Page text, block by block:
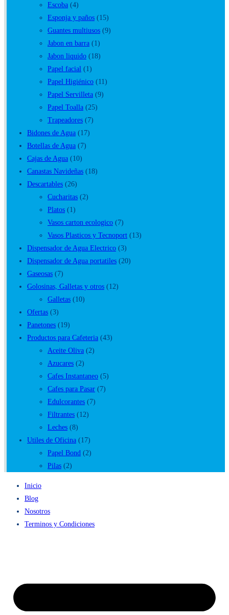
Escoba (4)
Esponja y paños (15)
Guantes multiusos (9)
Jabon en barra (1)
Jabon liquido (18)
Papel facial (1)
Papel Higiénico (11)
Papel Servilleta (9)
Papel Toalla (25)
Trapeadores (7)
Bidones de Agua (17)
Botellas de Agua (7)
Cajas de Agua (10)
Canastas Navideñas (18)
Descartables (26)
Cucharitas (2)
Platos (1)
Vasos carton ecologico (7)
Vasos Plasticos y Tecnoport (13)
Dispensador de Agua Electrico (3)
Dispensador de Agua portatiles (20)
Gaseosas (7)
Golosinas, Galletas y otros (12)
Galletas (10)
Ofertas (3)
Panetones (19)
Productos para Cafeteria (43)
Aceite Oliva (2)
Azucares (2)
Cafes Instantaneo (5)
Cafes para Pasar (7)
Edulcorantes (7)
Filtrantes (12)
Leches (8)
Utiles de Oficina (17)
Papel Bond (2)
Pilas (2)
Inicio
Blog
Nosotros
Terminos y Condiciones